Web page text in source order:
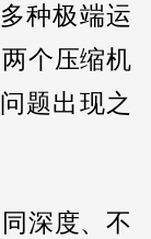
种极端运
个压缩机
题出现之
深度、不